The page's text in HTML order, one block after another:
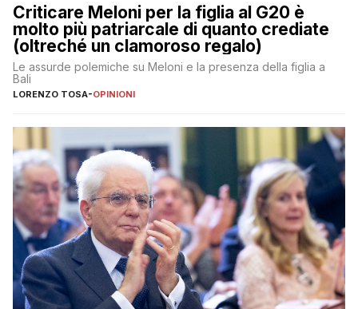
Criticare Meloni per la figlia al G20 è
molto più patriarcale di quanto crediate
(oltreché un clamoroso regalo)
Le assurde polemiche su Meloni e la presenza della figlia a
Bali
LORENZO TOSA-OPINIONI